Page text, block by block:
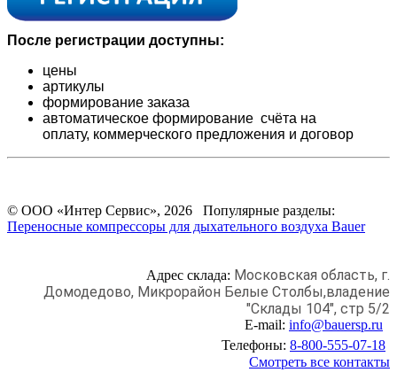
После регистрации доступны:
цены
артикулы
формирование заказа
автоматическое формирование счёта на
оплату, коммерческого предложения и договор
© ООО «Интер Сервис», 2026 Популярные разделы:
Переносные компрессоры для дыхательного воздуха Bauer
Адрес склада: Московская область, г.
Домодедово, Микрорайон Белые Столбы,владение
"Склады 104", стр 5/2
E-mail: info@bauersp.ru
Телефоны: 8-800-555-07-18
Смотреть все контакты